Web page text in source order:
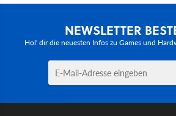
NEWSLETTER
Hol' dir die neuesten Infos zu Games und